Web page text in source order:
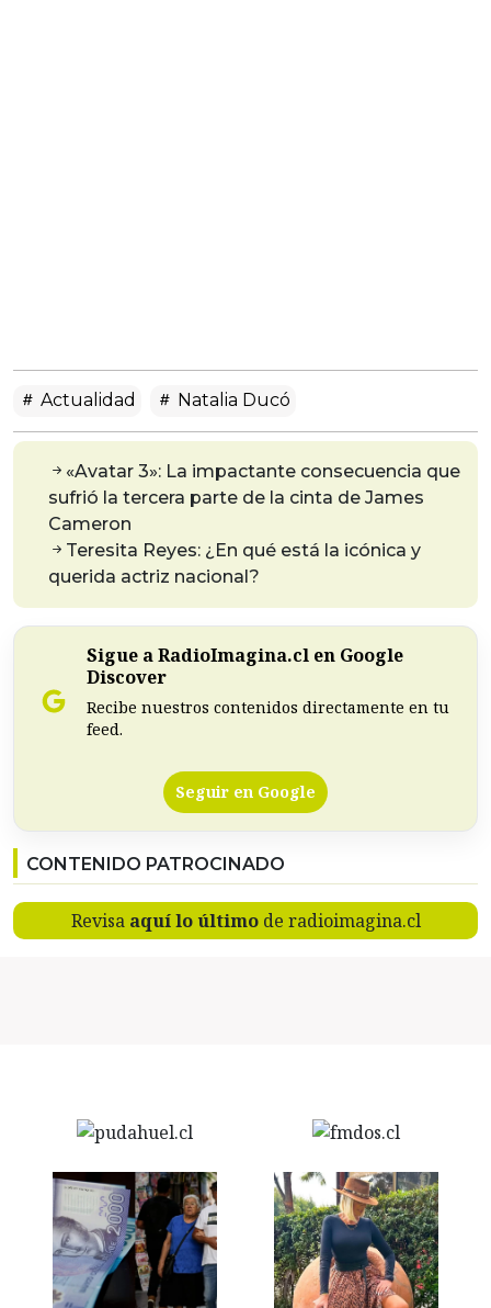
Actualidad Natalia Ducó
«Avatar 3»: La impactante consecuencia que
sufrió la tercera parte de la cinta de James
Cameron
Teresita Reyes: ¿En qué está la icónica y
querida actriz nacional?
Sigue a RadioImagina.cl en Google
Discover
Recibe nuestros contenidos directamente en tu
feed.
Seguir en Google
CONTENIDO PATROCINADO
Revisa aquí lo últimode radioimagina.cl